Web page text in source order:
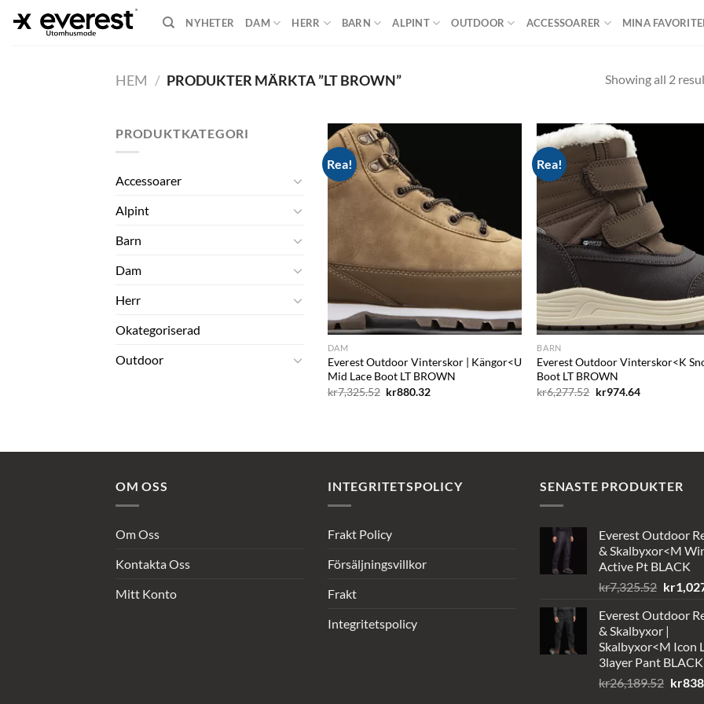
NYHETER DAM HERR BARN ALPINT OUTDOOR ACCESSOARER MINA
HEM / PRODUKTER MÄRKTA ”LT BROWN” Showing all 2
PRODUKTKATEGORI
Accessoarer
Alpint
Barn
Dam
Herr
Okategoriserad
Outdoor
Rea!
DAM
Everest Outdoor Vinterskor | Kängor<U
Mid Lace Boot LT BROWN
kr7,325.52 Det
kr880.32Det
Rea!
BARN
Everest Outdoor Vinterskor<K
Boot LT BROWN
kr6,277.52 Det
kr974.64Det
OM OSS
Om Oss
Kontakta Oss
Mitt Konto
INTEGRITETSPOLICY
Frakt Policy
Försäljningsvillkor
Frakt
Integritetspolicy
SENASTE PRODUKTER
Everest Outdoor
& Skalbyxor<M
Active Pt BLACK
kr7,325.52 Det
priset
var:
kr
Everest Outdoor
& Skalbyxor |
Skalbyxor<M Icon
3layer Pant BLACK
kr26,189.52 Det
kr